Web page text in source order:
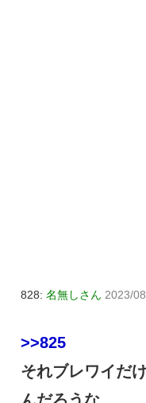
828: 名無しさん 2023/
>>825
それブレワイだ